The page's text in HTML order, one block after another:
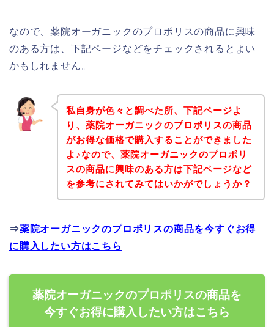
なので、薬院オーガニックのプロポリスの商品に興味
のある方は、下記ページなどをチェックされるとよい
かもしれません。
私自身が色々と調べた所、下記ページよ
り、薬院オーガニックのプロポリスの商品
がお得な価格で購入することができました
よ♪なので、薬院オーガニックのプロポリ
スの商品に興味のある方は下記ページなど
を参考にされてみてはいかがでしょうか？
⇒薬院オーガニックのプロポリスの商品を今すぐお得
に購入したい方はこちら
薬院オーガニックのプロポリスの商品を
今すぐお得に購入したい方はこちら